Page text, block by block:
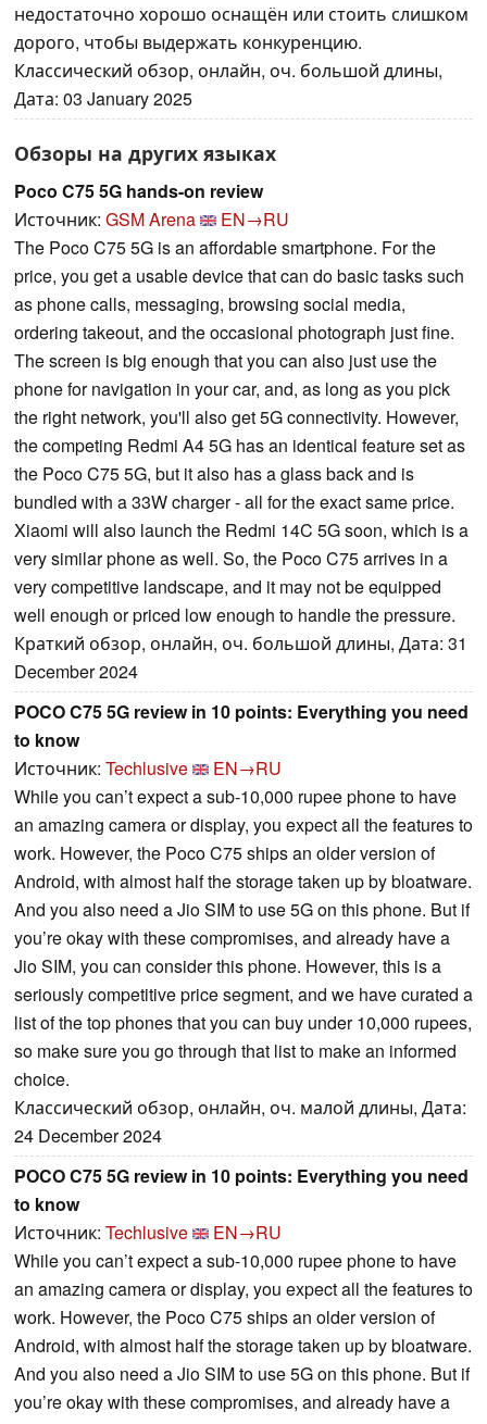
недостаточно хорошо оснащён или стоить слишком
дорого, чтобы выдержать конкуренцию.
Классический обзор, онлайн, оч. большой длины,
Дата: 03 January 2025
Обзоры на других языках
Poco C75 5G hands-on review
Источник: GSM Arena
EN→RU
The Poco C75 5G is an affordable smartphone. For the
price, you get a usable device that can do basic tasks such
as phone calls, messaging, browsing social media,
ordering takeout, and the occasional photograph just fine.
The screen is big enough that you can also just use the
phone for navigation in your car, and, as long as you pick
the right network, you'll also get 5G connectivity. However,
the competing Redmi A4 5G has an identical feature set as
the Poco C75 5G, but it also has a glass back and is
bundled with a 33W charger - all for the exact same price.
Xiaomi will also launch the Redmi 14C 5G soon, which is a
very similar phone as well. So, the Poco C75 arrives in a
very competitive landscape, and it may not be equipped
well enough or priced low enough to handle the pressure.
Краткий обзор, онлайн, оч. большой длины, Дата: 31
December 2024
POCO C75 5G review in 10 points: Everything you need
to know
Источник: Techlusive
EN→RU
While you can’t expect a sub-10,000 rupee phone to have
an amazing camera or display, you expect all the features to
work. However, the Poco C75 ships an older version of
Android, with almost half the storage taken up by bloatware.
And you also need a Jio SIM to use 5G on this phone. But if
you’re okay with these compromises, and already have a
Jio SIM, you can consider this phone. However, this is a
seriously competitive price segment, and we have curated a
list of the top phones that you can buy under 10,000 rupees,
so make sure you go through that list to make an informed
choice.
Классический обзор, онлайн, оч. малой длины, Дата:
24 December 2024
POCO C75 5G review in 10 points: Everything you need
to know
Источник: Techlusive
EN→RU
While you can’t expect a sub-10,000 rupee phone to have
an amazing camera or display, you expect all the features to
work. However, the Poco C75 ships an older version of
Android, with almost half the storage taken up by bloatware.
And you also need a Jio SIM to use 5G on this phone. But if
you’re okay with these compromises, and already have a